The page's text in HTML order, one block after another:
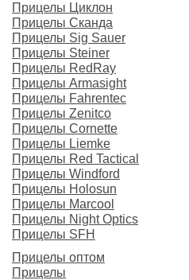
Прицелы Циклон
Прицелы Сканда
Прицелы Sig Sauer
Прицелы Steiner
Прицелы RedRay
Прицелы Armasight
Прицелы Fahrentec
Прицелы Zenitco
Прицелы Cornette
Прицелы Liemke
Прицелы Red Tactical
Прицелы Windford
Прицелы Holosun
Прицелы Marcool
Прицелы Night Optics
Прицелы SFH
Прицелы оптом
Прицелы